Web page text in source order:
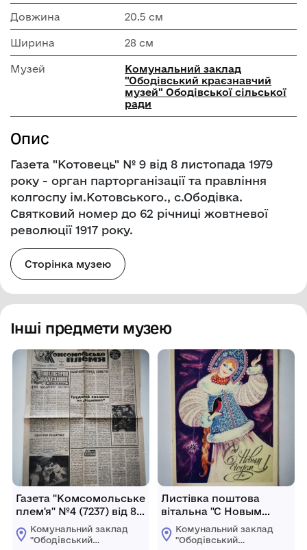
Довжина 20.5 см
Ширина 28 см
Музей
Комунальний заклад
"Ободівський краєзнавчий
музей" Ободівської сільської
ради
Опис
Газета "Котовець" № 9 від 8 листопада 1979
року - орган парторганізації та правління
колгоспу ім.Котовського., с.Ободівка.
Святковий номер до 62 річниці жовтневої
революції 1917 року.
Сторінка музею
Інші предмети музею
Газета "Комсомольське
плем'я" №4 (7237) від 8
січня 1983 року
Комунальний заклад
"Ободівський
Листівка поштова
вітальна "С Новым
годом!" Видавництво
"Изобразительное
Комунальний заклад
"Ободівський